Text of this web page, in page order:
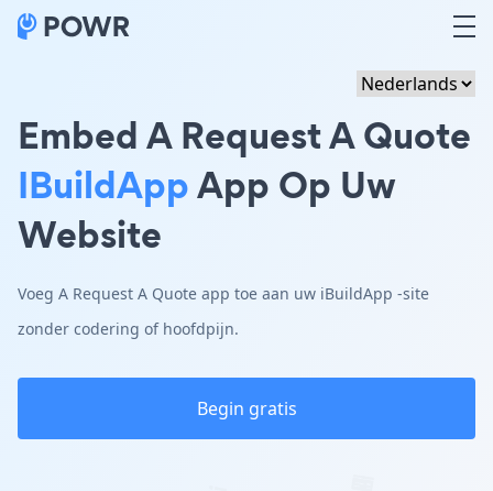
Embed A Request A Quote
IBuildAppApp Op Uw
Website
Voeg A Request A Quote app toe aan uw iBuildApp -site
zonder codering of hoofdpijn.
Begin gratis